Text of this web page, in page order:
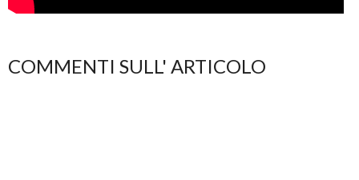
COMMENTI SULL' ARTICOLO